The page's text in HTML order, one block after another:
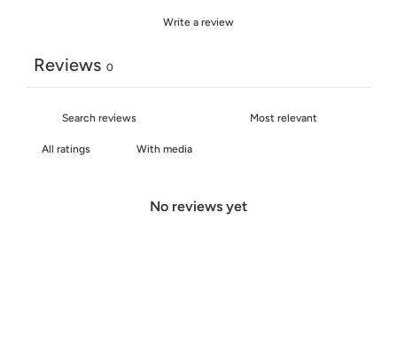
Write a review
Reviews 0
With media
No reviews yet